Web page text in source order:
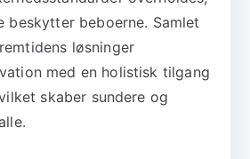
beskytter beboerne. Samlet
løsninger
med en holistisk tilgang
skaber sundere og